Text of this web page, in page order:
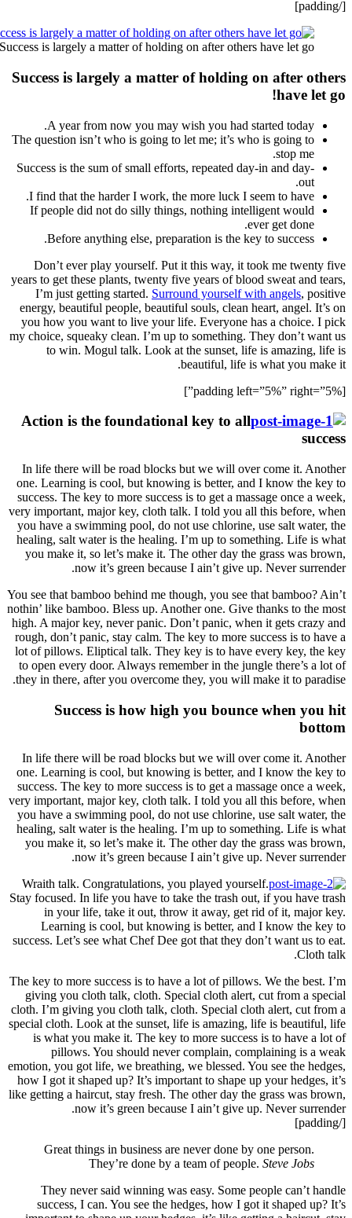
Success
The
years
you
my
In life
one.
very
you
you
You see
nothin’
high. A
rough,
lot of
to
they in
In life
one.
very
you
you
Stay
The key
cloth.
special
is
how I
like